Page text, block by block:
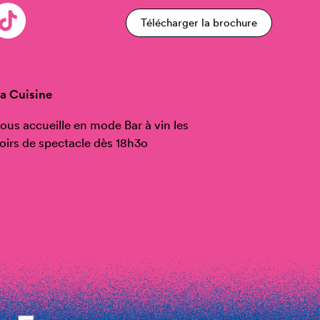
Télécharger la brochure
Cuisine
accueille en mode Bar à vin les
de spectacle dès 18h3o